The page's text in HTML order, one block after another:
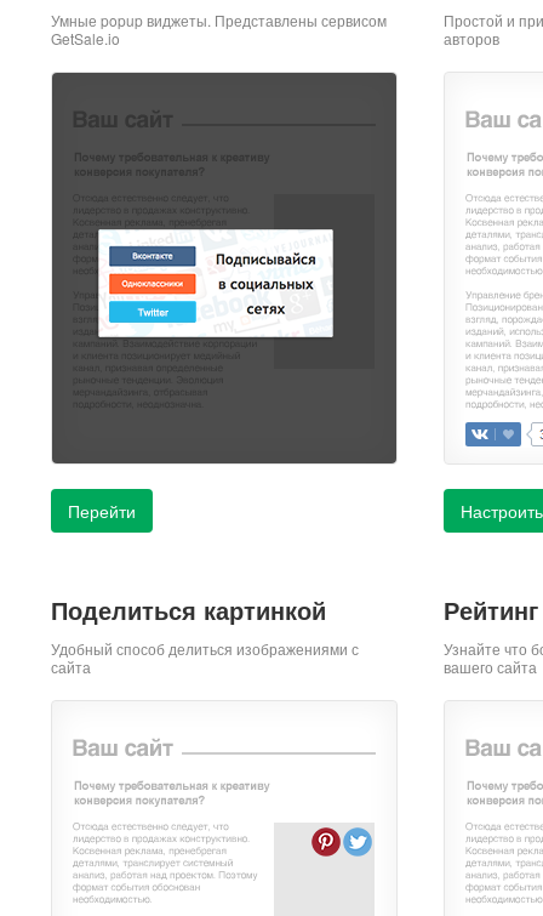
Умные popup виджеты. Представлены сервисом
GetSale.io
Перейти
Простой и
авторов
Настроить
Поделиться картинкой
Удобный способ делиться изображениями с
сайта
Узнайте что
вашего сайта